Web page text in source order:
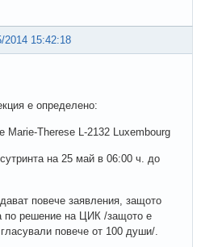
2014 15:42:18
е определено:
Marie-Therese L-2132 Luxembourg
на 25 май в 06:00 ч. до
повече заявления, защото
по решение на ЦИК /защото е
повече от 100 души/.